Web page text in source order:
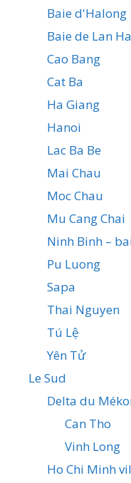
Baie d'Halong
Baie de Lan Ha
Cao Bang
Cat Ba
Ha Giang
Hanoi
Lac Ba Be
Mai Chau
Moc Chau
Mu Cang Chai
Ninh Binh –
Pu Luong
Sapa
Thai Nguyen
Tú Lệ
Yên Tử
Le Sud
Delta du
Can Tho
Vinh Long
Ho Chi Minh